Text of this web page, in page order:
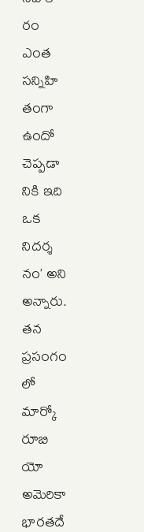
రం
ఎంత
సన్నిహి
తంగా
ఉందో
చెప్పడా
నికి ఇది
ఒక
నిదర్శ
నం’ అని
అన్నారు.
తన
ప్రసంగం
లో
మార్కో
రూబి
యో
అమెరికా
భారతదే